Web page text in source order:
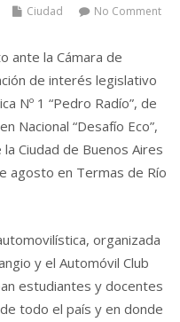
Ciudad No Comment
ante la Cámara de
de interés legislativo
Nº 1 “Pedro Radío”, de
Nacional “Desafío Eco”,
Ciudad de Buenos Aires
agosto en Termas de Río
organizada
y el Automóvil Club
estudiantes y docentes
todo el país y en donde